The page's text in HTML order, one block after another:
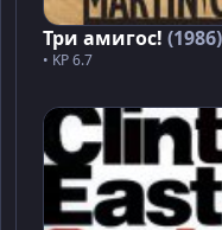
Три амигос! (1986)
• KP 6.7